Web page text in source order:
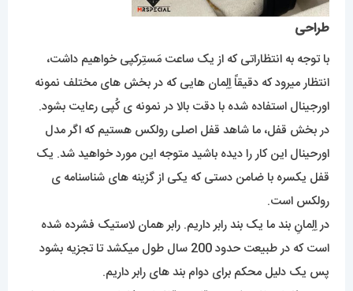
طراحی
با توجه به انتظاراتی که از یک ساعت مَستِرکپی خواهیم داشت،
انتظار میرود که دقیقاً اِلِمان هایی که در بخش های مختلف نمونه
اورجینال استفاده شده با دقت بالا در نمونه ی کُپی رعایت بشود.
در بخش قفل، ما شاهد قفل اصلی رولکس هستیم که اگر مدل
اورحینال این کار را دیده باشید متوجه این مورد خواهید شد. یک
قفل یکسره با ضامن دستی که یکی از گزینه های شناسنامه ی
رولکس است.
در اِلِمانِ بند ما یک بند رابر داریم. رابر همان لاستیک فشرده شده
است که در طبیعت حدود 200 سال طول میکشد تا تجزیه بشود
پس یک دلیل محکم برای دوام بند های رابر داریم.